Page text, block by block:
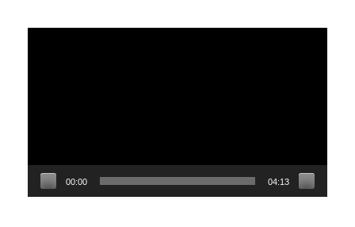
00:00 04:13